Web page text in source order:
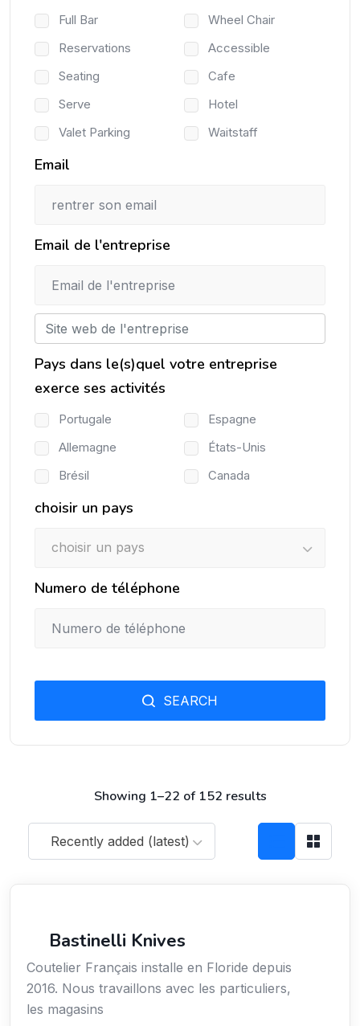
Showing 1–22 of 152 results
Recently added (latest)
Bastinelli Knives
Coutelier Français installe en Floride depuis
2016. Nous travaillons avec les particuliers,
les magasins
Full Bar
Wheel Chair
Reservations
Accessible
Seating
Cafe
Serve
Hotel
Valet Parking
Waitstaff
Email
Email de l'entreprise
Pays dans le(s)quel votre entreprise
exerce ses activités
Portugale
Espagne
Allemagne
États-Unis
Brésil
Canada
choisir un pays
choisir un pays
Numero de téléphone
SEARCH